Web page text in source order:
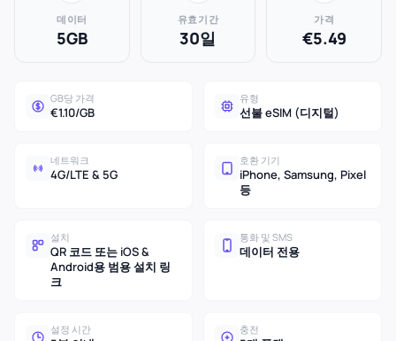
데이터
5GB
유효기간
30일
가격
€5.49
GB당 가격
€1.10/GB
유형
선불 eSIM (디지털)
네트워크
4G/LTE & 5G
호환 기기
iPhone, Samsung, Pixel
등
설치
QR 코드 또는 iOS &
Android용 범용 설치 링
크
통화 및 SMS
데이터 전용
설정 시간 충전